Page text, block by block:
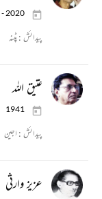
2020
پیدائش :پٹنہ
عتیق اللہ
1941
پیدائش : اجین
عزیز وارثی